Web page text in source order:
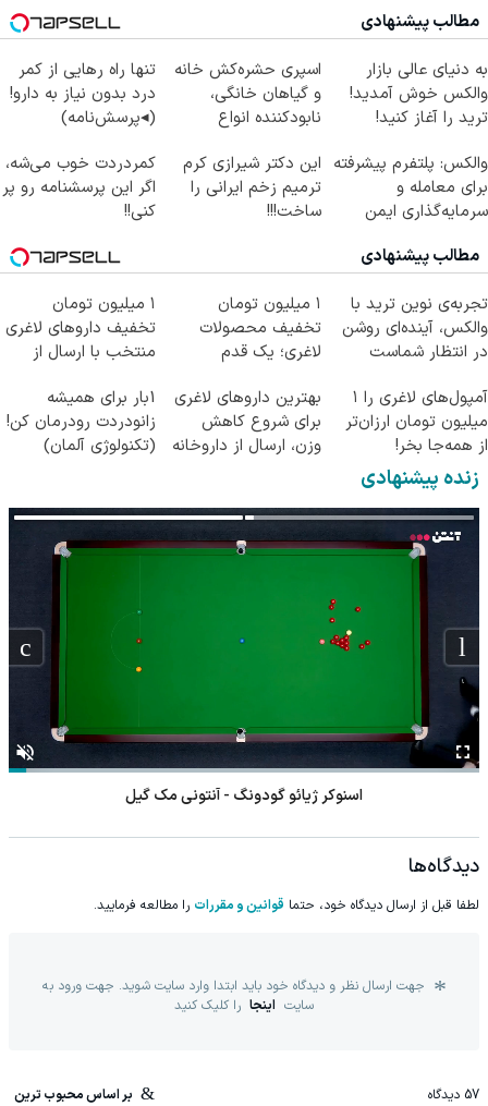
مطالب پیشنهادی
به دنیای عالی بازار
والکس خوش آمدید!
ترید را آغاز کنید!
اسپری حشره‌کش خانه
و گیاهان خانگی،
نابودکننده انواع
تنها راه رهایی از کمر
درد بدون نیاز به دارو!
(◂پرسش‌نامه)
والکس: پلتفرم پیشرفته
برای معامله و
سرمایه‌گذاری ایمن
این دکتر شیرازی کرم
ترمیم زخم ایرانی را
ساخت!!!
کمردردت خوب می‌شه،
اگر این پرسشنامه رو پر
کنی!!
مطالب پیشنهادی
تجربه‌ی نوین ترید با
والکس، آینده‌ای روشن
در انتظار شماست
۱ میلیون تومان
تخفیف محصولات
لاغری؛ یک قدم
کاهش وزن
۱ میلیون تومان
تخفیف داروهای لاغری
منتخب با ارسال از
آمپول‌های لاغری را ۱
میلیون تومان ارزان‌تر
از همه‌جا بخر!
بهترین داروهای لاغری
برای شروع کاهش
وزن، ارسال از داروخانه
1بار برای همیشه
زانودردت رودرمان کن!
(تکنولوژی آلمان)
زنده پیشنهادی
اسنوکر ژیائو گودونگ - آنتونی مک گیل
دیدگاه‌ها
لطفا قبل از ارسال دیدگاه خود، حتما قوانین و مقررات را مطالعه فرمایید.
جهت ارسال نظر و دیدگاه خود باید ابتدا وارد سایت شوید. جهت ورود به
سایت اینجا را کلیک کنید
57 دیدگاه بر اساس محبوب ترین